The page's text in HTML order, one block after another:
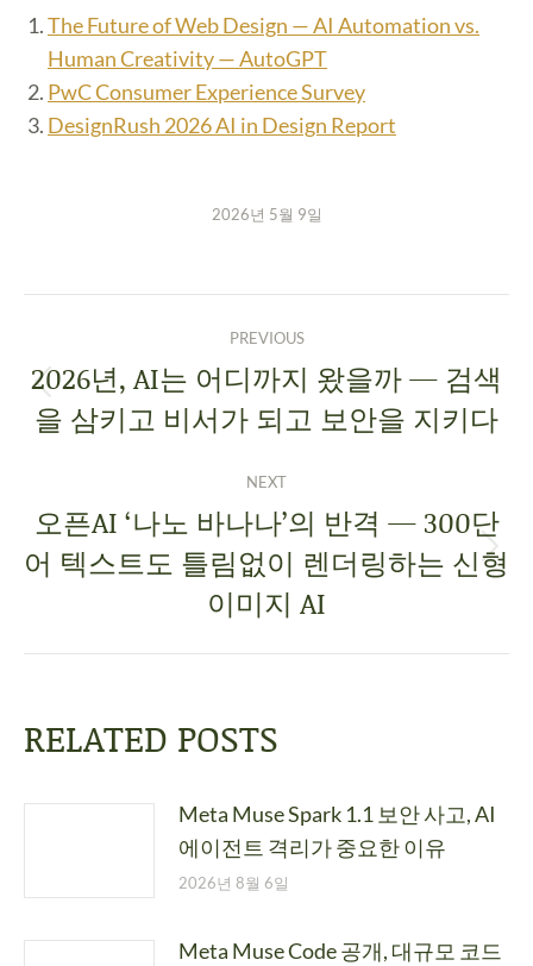
The Future of Web Design — AI Automation vs.
Human Creativity — AutoGPT
PwC Consumer Experience Survey
DesignRush 2026 AI in Design Report
2026년 5월 9일
PREVIOUS
2026년, AI는 어디까지 왔을까 — 검색
을 삼키고 비서가 되고 보안을 지키다
NEXT
오픈AI ‘나노 바나나’의 반격 — 300단
어 텍스트도 틀림없이 렌더링하는 신형
이미지 AI
RELATED POSTS
Meta Muse Spark 1.1 보안 사고, AI
에이전트 격리가 중요한 이유
2026년 8월 6일
Meta Muse Code 공개, 대규모 코드